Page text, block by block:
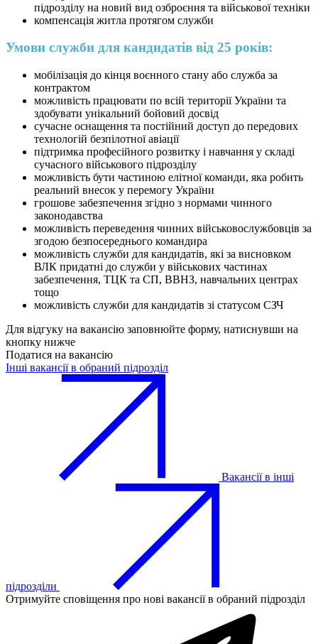
підрозділу на новий вид озброєння та військової техніки
компенсація житла протягом служби
Умови служби для кандидатів від 25 років:
мобілізація до кінця воєнного стану або служба за
контрактом
можливість працювати по всій території України та
здобувати унікальний бойовий досвід
сучасне оснащення та постійний доступ до передових
технологій безпілотної авіації
підтримка професійного розвитку і навчання у складі
сучасного військового підрозділу
можливість бути частиною елітної команди, яка робить
реальний внесок у перемогу України
грошове забезпечення згідно з нормами чинного
законодавства
можливість переведення чинних військовослужбовців за
згодою безпосереднього командира
можливість служби для кандидатів, які за висновком
ВЛК придатні до служби у військових частинах
забезпечення, ТЦК та СП, ВВНЗ, навчальних центрах
тощо
можливість служби для кандидатів зі статусом СЗЧ
Для відгуку на вакансію заповнюйте форму, натиснувши на
кнопку нижче
Податися на вакансію
Інші вакансії в обраний підрозділ
Вакансії в інші
підрозділи
Отримуйте сповіщення про нові вакансії в обраний підрозділ